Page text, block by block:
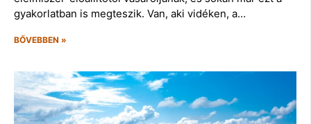
gyakorlatban is megteszik. Van, aki vidéken, a…
BŐVEBBEN »